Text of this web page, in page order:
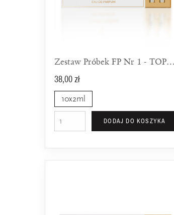
Zestaw Próbek FP Nr 1 - TOP 10 Dla Mężczyzn
38,00 zł
10x2ml
DODAJ DO KOSZYKA